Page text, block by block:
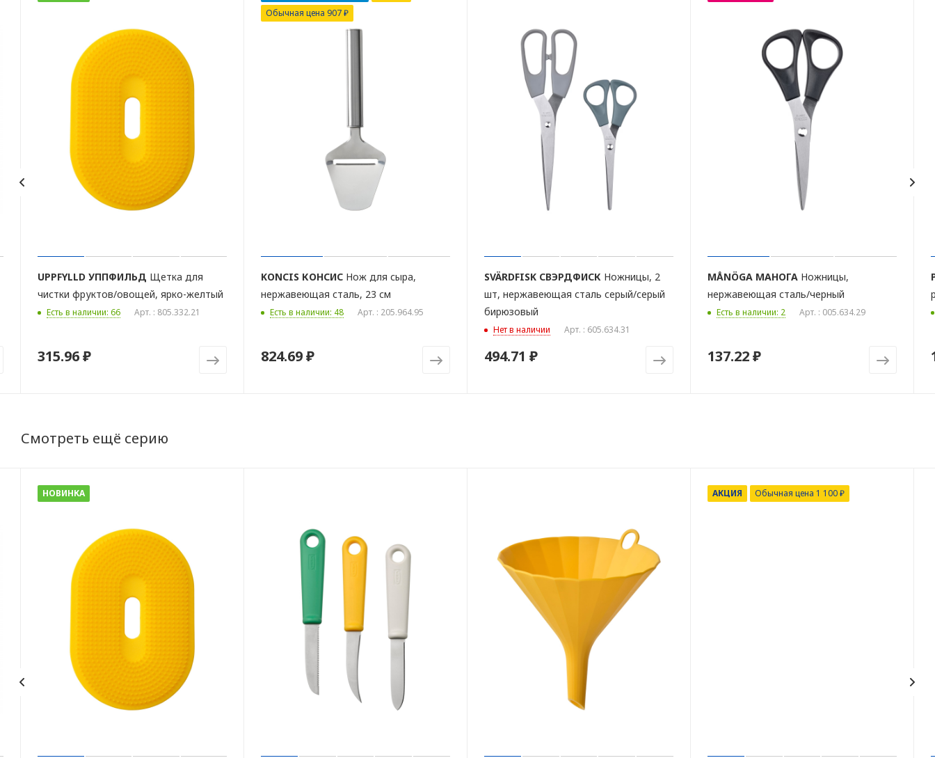
UPPFYLLD УППФИЛЬД Щетка для
чистки фруктов/овощей, ярко-желтый
Есть в наличии: 66 Арт. : 805.332.21
315.96 ₽
Обычная цена 907 ₽
KONCIS КОНСИС Нож для сыра,
нержавеющая сталь, 23 см
Есть в наличии: 48 Арт. : 205.964.95
824.69 ₽
SVÄRDFISK СВЭРДФИСК Ножницы, 2
шт, нержавеющая сталь серый/серый
бирюзовый
Нет в наличии Арт. : 605.634.31
494.71 ₽
MÅNÖGA МАНОГА Ножницы,
нержавеющая сталь/черный
Есть в наличии: 2 Арт. : 005.634.29
137.22 ₽
Смотреть ещё серию
НОВИНКА АКЦИЯ Обычная цена 1 100 ₽